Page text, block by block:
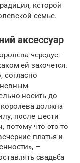
которой
семье.
аксессуар
чередует
ей захочется.
согласно
носить до
королева должна
после шести
потому что это то
платья и
—
свадьба